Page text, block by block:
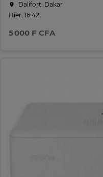
Dalifort, Dakar
Hier, 16:42
5 000 F CFA